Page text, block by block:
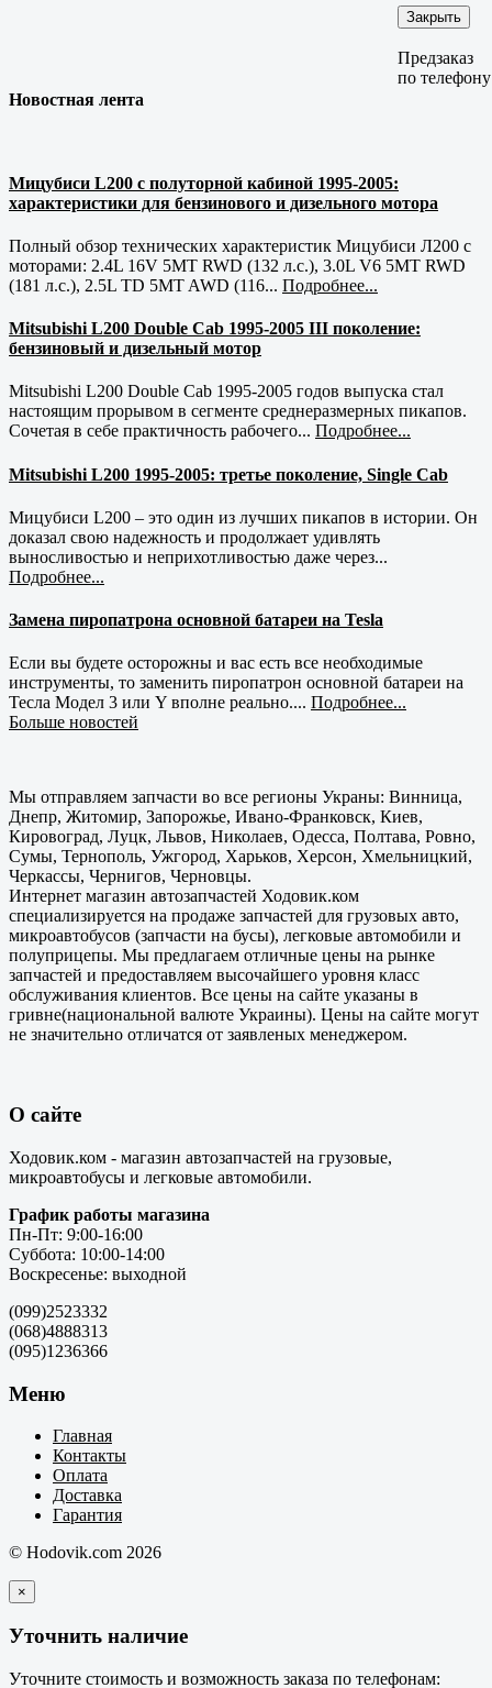
Закрыть
Предзаказ
по телефону
Новостная лента
Мицубиси L200 с полуторной кабиной 1995-2005:
характеристики для бензинового и дизельного мотора
Полный обзор технических характеристик Мицубиси Л200 с
моторами: 2.4L 16V 5MT RWD (132 л.с.), 3.0L V6 5MT RWD
(181 л.с.), 2.5L TD 5MT AWD (116... Подробнее...
Mitsubishi L200 Double Cab 1995-2005 III поколение:
бензиновый и дизельный мотор
Mitsubishi L200 Double Cab 1995-2005 годов выпуска стал
настоящим прорывом в сегменте среднеразмерных пикапов.
Сочетая в себе практичность рабочего... Подробнее...
Mitsubishi L200 1995-2005: третье поколение, Single Cab
Мицубиси L200 – это один из лучших пикапов в истории. Он
доказал свою надежность и продолжает удивлять
выносливостью и неприхотливостью даже через...
Подробнее...
Замена пиропатрона основной батареи на Tesla
Если вы будете осторожны и вас есть все необходимые
инструменты, то заменить пиропатрон основной батареи на
Тесла Модел 3 или Y вполне реально.... Подробнее...
Больше новостей
Мы отправляем запчасти во все регионы Украны: Винница,
Днепр, Житомир, Запорожье, Ивано-Франковск, Киев,
Кировоград, Луцк, Львов, Николаев, Одесса, Полтава, Ровно,
Сумы, Тернополь, Ужгород, Харьков, Херсон, Хмельницкий,
Черкассы, Чернигов, Черновцы.
Интернет магазин автозапчастей Ходовик.ком
специализируется на продаже запчастей для грузовых авто,
микроавтобусов (запчасти на бусы), легковые автомобили и
полуприцепы. Мы предлагаем отличные цены на рынке
запчастей и предоставляем высочайшего уровня класс
обслуживания клиентов. Все цены на сайте указаны в
гривне(национальной валюте Украины). Цены на сайте могут
не значительно отличатся от заявленых менеджером.
О сайте
Ходовик.ком - магазин автозапчастей на грузовые,
микроавтобусы и легковые автомобили.
График работы магазина
Пн-Пт: 9:00-16:00
Суббота: 10:00-14:00
Воскресенье: выходной
(099)2523332
(068)4888313
(095)1236366
Меню
Главная
Контакты
Оплата
Доставка
Гарантия
© Hodovik.com 2026
×
Уточнить наличие
Уточните стоимость и возможность заказа по телефонам: